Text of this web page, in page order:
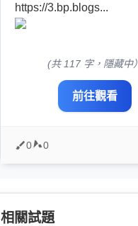
https://3.bp.blogs...
(共 117 字，隱藏中）
前往觀看
0 0
相關試題